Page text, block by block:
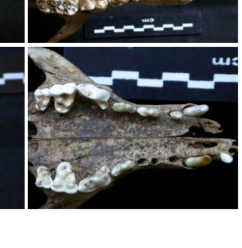
Crâne : maxillaires et os incisif